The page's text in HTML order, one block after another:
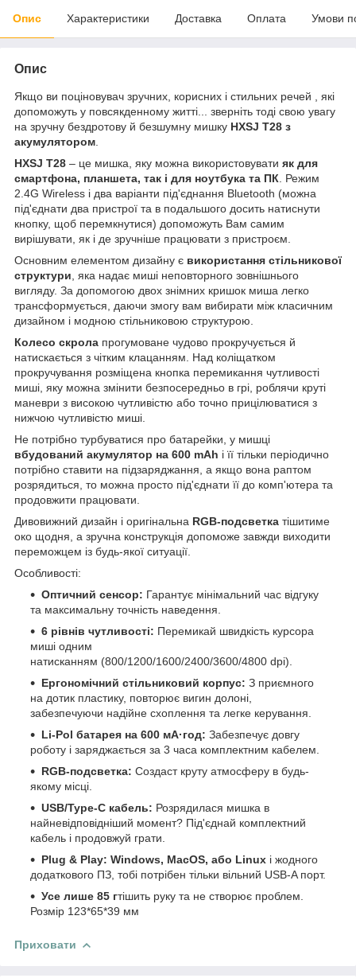
Опис Характеристики Доставка Оплата Умови
Опис
Якщо ви поціновувач зручних, корисних і стильних речей , які
допоможуть у повсякденному житті... зверніть тоді свою увагу
на зручну бездротову й безшумну мишку HXSJ Т28 з
акумулятором
HXSJ Т28 – це мишка, яку можна використовувати як для
смартфона, планшета, так і для ноутбука та ПК . Режим
2.4G Wireless і два варіанти під'єднання Bluetooth (можна
під'єднати два пристрої та в подальшого досить натиснути
кнопку, щоб перемкнутися) допоможуть Вам самим
вирішувати, як і де зручніше працювати з пристроєм.
Основним елементом дизайну є використання стільникової
структури , яка надає миші неповторного зовнішнього
вигляду. За допомогою двох знімних кришок миша легко
трансформується, даючи змогу вам вибирати між класичним
дизайном і модною стільниковою структурою.
Колесо скрола прогумоване чудово прокручується й
натискається з чітким клацанням. Над коліщатком
прокручування розміщена кнопка перемикання чутливості
миші, яку можна змінити безпосередньо в грі, роблячи круті
маневри з високою чутливістю або точно прицілюватися з
нижчою чутливістю миші.
Не потрібно турбуватися про батарейки, у мишці
вбудований акумулятор на 600 mAh і її тільки періодично
потрібно ставити на підзаряджання, а якщо вона раптом
розрядиться, то можна просто під'єднати її до комп'ютера та
продовжити працювати.
Дивовижний дизайн і оригінальна RGB-подсветка тішитиме
око щодня, а зручна конструкція допоможе завжди виходити
переможцем із будь-якої ситуації.
Особливості:
Оптичний сенсор: Гарантує мінімальний час відгуку
та максимальну точність наведення.
6 рівнів чутливості: Перемикай швидкість курсора
миші одним
натисканням (800/1200/1600/2400/3600/4800 dpi)
Ергономічний стільниковий корпус: З приємного
на дотик пластику, повторює вигин долоні,
забезпечуючи надійне схоплення та легке керування.
Li-Pol батарея на 600 мА·год: Забезпечує довгу
роботу і заряджається за 3 часа комплектним кабелем.
RGB-подсветка: Cоздаст круту атмосферу в будь-
якому місці.
USB/Type-C кабель: Розрядилася мишка в
найневідповідніший момент? Під'єднай комплектний
кабель і продовжуй грати.
Plug & Play: Windows, MacOS, або Linux і жодного
додаткового ПЗ, тобі потрібен тільки вільний USB-A порт.
Усе лише 85 гтішить руку та не створює проблем.
Розмір 123*65*39 мм
Приховати